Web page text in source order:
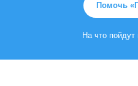
Помочь
На что пойдут